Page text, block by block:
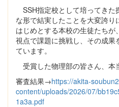
SSH指定校として培ってきた
な形で結実したことを大変誇
はじめとする本校の生徒たち
視点で課題に挑戦し、その成果
ています。
受賞した物理部の皆さん、本
審査結果→https://akita-
content/uploads/2026/07/
1a3a.pdf